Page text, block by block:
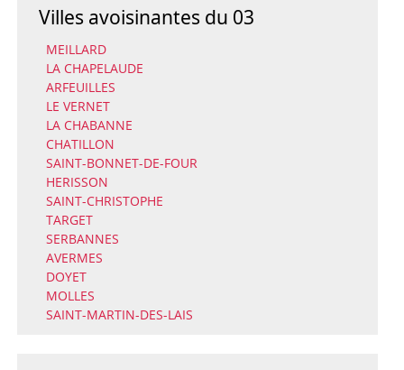
Villes avoisinantes du 03
MEILLARD
LA CHAPELAUDE
ARFEUILLES
LE VERNET
LA CHABANNE
CHATILLON
SAINT-BONNET-DE-FOUR
HERISSON
SAINT-CHRISTOPHE
TARGET
SERBANNES
AVERMES
DOYET
MOLLES
SAINT-MARTIN-DES-LAIS